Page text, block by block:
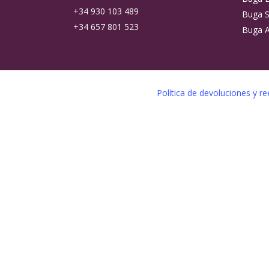
+34 930 103 489
+34 657 801 523
Buga
Buga
Política de devoluciones y